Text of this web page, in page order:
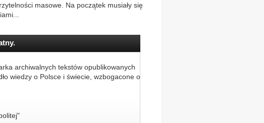
masowe. Na początek musiały się
archiwalnych tekstów opublikowanych
wiedzy o Polsce i świecie, wzbogacone o